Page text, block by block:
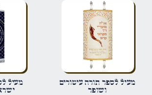
שמור בדפדפן זה את השם, האימייל והאתר שלי
מעיל לספר תורה עיטורים
ושופר
מעיל